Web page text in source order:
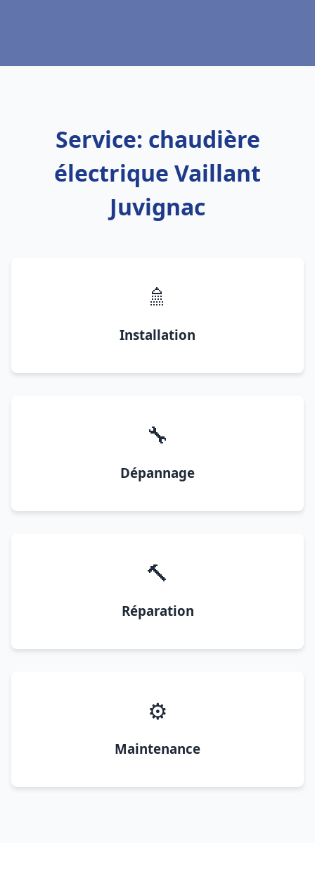
Service: chaudière
électrique Vaillant
Juvignac
🚿
Installation
🔧
Dépannage
🔨
Réparation
⚙️
Maintenance